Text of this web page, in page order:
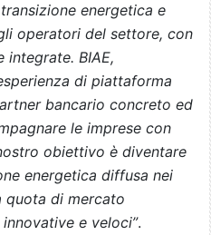
energetica e
operatori del settore, con
integrate. BIAE,
di piattaforma
bancario concreto ed
le imprese con
obiettivo è diventare
energetica diffusa nei
quota di mercato
e veloci”.